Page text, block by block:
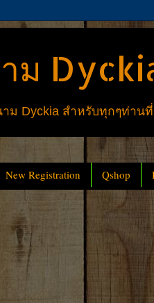
ม
Dyckia สำหรับทุกๆท่านที่
New Registration Qshop